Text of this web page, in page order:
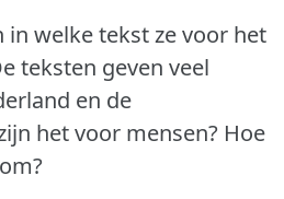
in welke tekst ze voor het
teksten geven veel
en de
het voor mensen? Hoe